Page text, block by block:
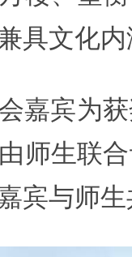
具文化
嘉宾为
师生联
宾与师